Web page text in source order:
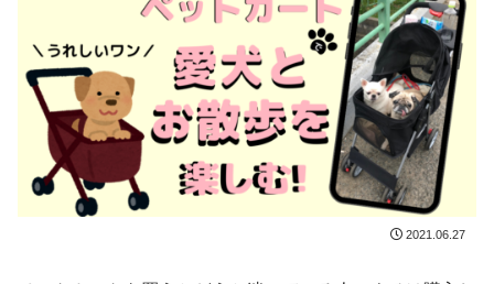
2021.06.27